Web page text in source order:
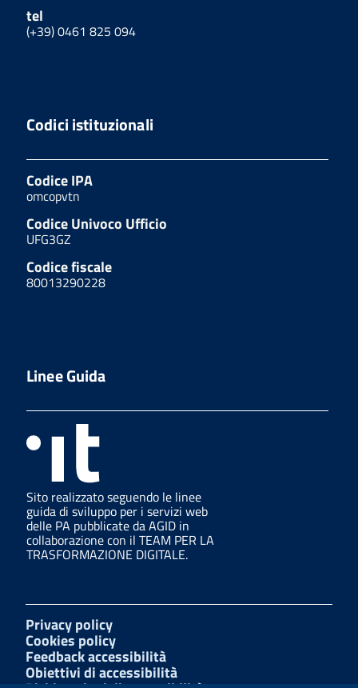
tel
(+39) 0461 825 094
Codici istituzionali
Codice IPA
omcopvtn
Codice Univoco Ufficio
UFG3GZ
Codice fiscale
80013290228
Linee Guida
Sito realizzato seguendo le linee
guida di sviluppo per i servizi web
delle PA pubblicate da AGID in
collaborazione con il TEAM PER LA
TRASFORMAZIONE DIGITALE.
Privacy policy
Cookies policy
Feedback accessibilità
Obiettivi di accessibilità